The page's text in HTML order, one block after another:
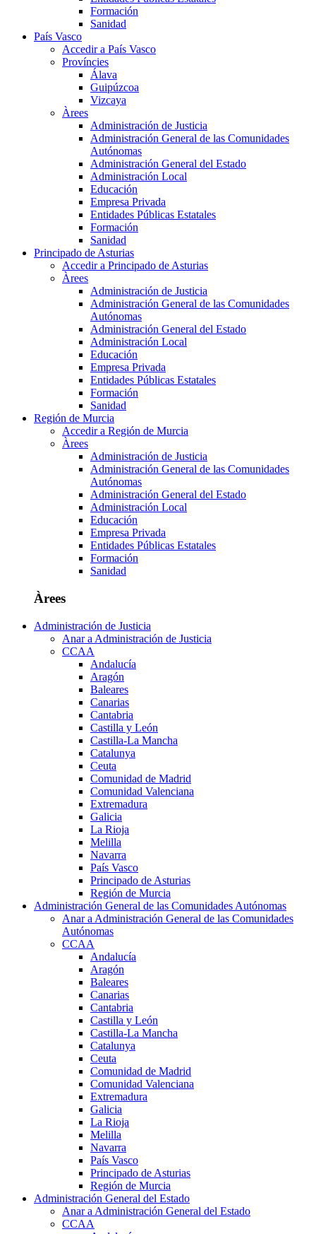
Formación
Sanidad
País Vasco
Accedir a País Vasco
Províncies
Álava
Guipúzcoa
Vizcaya
Àrees
Administración de Justicia
Administración General de las Comunidades
Autónomas
Administración General del Estado
Administración Local
Educación
Empresa Privada
Entidades Públicas Estatales
Formación
Sanidad
Principado de Asturias
Accedir a Principado de Asturias
Àrees
Administración de Justicia
Administración General de las Comunidades
Autónomas
Administración General del Estado
Administración Local
Educación
Empresa Privada
Entidades Públicas Estatales
Formación
Sanidad
Región de Murcia
Accedir a Región de Murcia
Àrees
Administración de Justicia
Administración General de las Comunidades
Autónomas
Administración General del Estado
Administración Local
Educación
Empresa Privada
Entidades Públicas Estatales
Formación
Sanidad
Àrees
Administración de Justicia
Anar a Administración de Justicia
CCAA
Andalucía
Aragón
Baleares
Canarias
Cantabria
Castilla y León
Castilla-La Mancha
Catalunya
Ceuta
Comunidad de Madrid
Comunidad Valenciana
Extremadura
Galicia
La Rioja
Melilla
Navarra
País Vasco
Principado de Asturias
Región de Murcia
Administración General de las Comunidades Autónomas
Anar a Administración General de las Comunidades
Autónomas
CCAA
Andalucía
Aragón
Baleares
Canarias
Cantabria
Castilla y León
Castilla-La Mancha
Catalunya
Ceuta
Comunidad de Madrid
Comunidad Valenciana
Extremadura
Galicia
La Rioja
Melilla
Navarra
País Vasco
Principado de Asturias
Región de Murcia
Administración General del Estado
Anar a Administración General del Estado
CCAA